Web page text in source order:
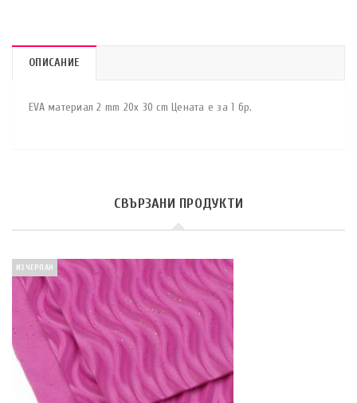
ОПИСАНИЕ
EVA материал 2 mm 20x 30 cm Цената е за 1 бр.
СВЪРЗАНИ ПРОДУКТИ
ИЗЧЕРПАН